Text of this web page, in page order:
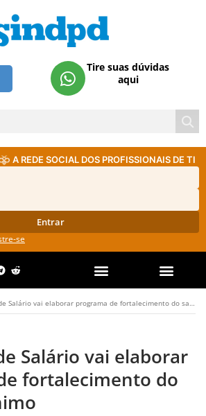
Tire suas dúvidas
aqui
A REDE SOCIAL DOS PROFISSIONAIS DE TI
Entrar
se
Salário vai elaborar programa de fortalecimento do salário mínimo
Salário vai elaborar
fortalecimento do